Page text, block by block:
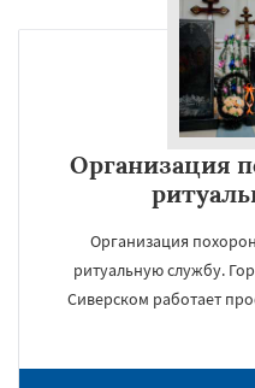
Организация
Организация
ритуальную службу.
Сиверском работает